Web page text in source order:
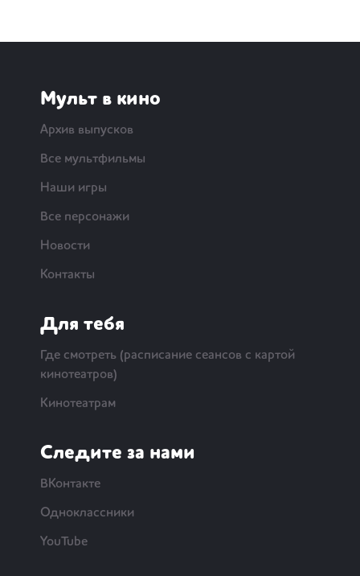
Мульт в кино
Архив выпусков
Все мультфильмы
Наши игры
Все персонажи
Новости
Контакты
Для тебя
Где смотреть (расписание сеансов с картой
кинотеатров)
Кинотеатрам
Следите за нами
ВКонтакте
Одноклассники
YouTube